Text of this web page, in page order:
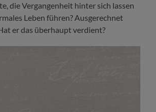
die Vergangenheit hinter sich lassen
Leben führen? Ausgerechnet
er das überhaupt verdient?